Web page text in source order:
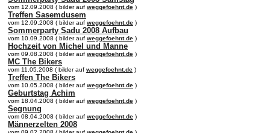
vom 12.09.2008 ( bilder auf weggefoehnt.de )
Treffen Sasemdusem
vom 12.09.2008 ( bilder auf weggefoehnt.de )
Sommerparty Sadu 2008 Aufbau
vom 10.09.2008 ( bilder auf weggefoehnt.de )
Hochzeit von Michel und Manne
vom 09.08.2008 ( bilder auf weggefoehnt.de )
MC The Bikers
vom 11.05.2008 ( bilder auf weggefoehnt.de )
Treffen The Bikers
vom 10.05.2008 ( bilder auf weggefoehnt.de )
Geburtstag Achim
vom 18.04.2008 ( bilder auf weggefoehnt.de )
Segnung
vom 08.04.2008 ( bilder auf weggefoehnt.de )
Männerzelten 2008